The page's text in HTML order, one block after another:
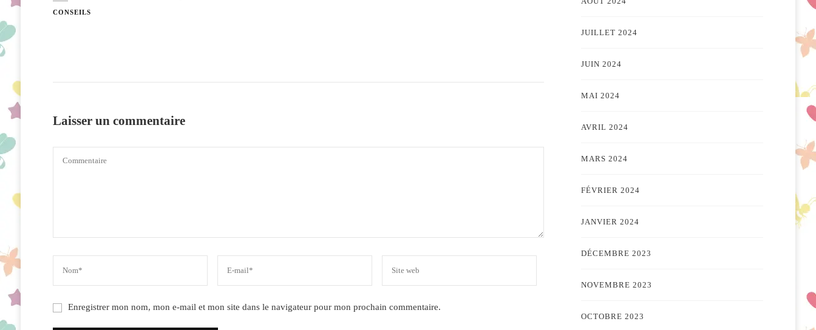
CONSEILS
Laisser un commentaire
Enregistrer mon nom, mon e-mail et mon site dans le navigateur pour mon prochain commentaire.
JUILLET 2024
JUIN 2024
MAI 2024
AVRIL 2024
MARS 2024
FÉVRIER 2024
JANVIER 2024
DÉCEMBRE 2023
NOVEMBRE 2023
OCTOBRE 2023